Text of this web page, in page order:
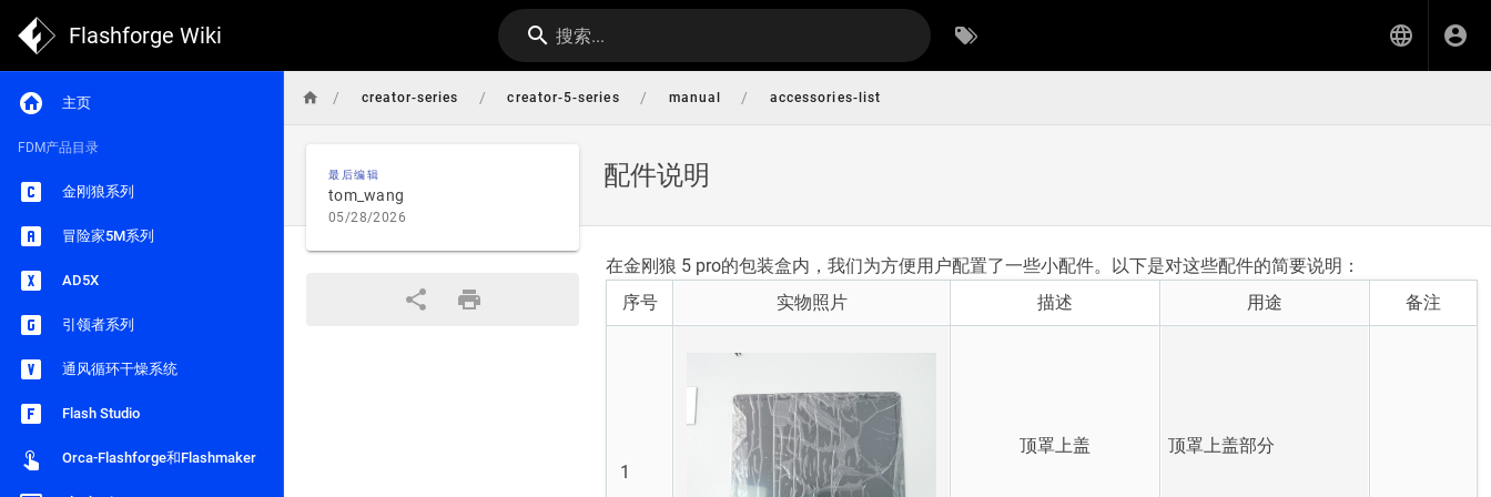
Flashforge Wiki 搜索...
主页
FDM产品目录
金刚狼系列
冒险家5M系列
AD5X
引领者系列
通风循环干燥系统
Flash Studio
Orca-Flashforge和Flashmaker
/ creator-series / creator-5-series / manual / accessories-list
配件说明
最后编辑
tom_wang
05/28/2026
在金刚狼 5 pro的包装盒内，我们为方便用户配置了一些小配件。以下是对这些配件的简要说明：
序号
实物照片 描述 用途 备注
1
顶罩上盖 顶罩上盖部分